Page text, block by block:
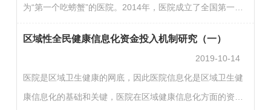
77.3%(61.3%+16%)，二级医院为41.1%(37.5%+3.6%)。外
省医院的个人医疗健康信息查询功能实现率要比北京地区医
为“第一个吃螃蟹”的医院。2014年，医院成立了全国第一家
一。医院开设互联网医院的目标是通过互联网工具，为健康
需求者提供线上与线下便捷全程健康、医疗服务，把实体医
院可及的大健康服务延伸到千家万户。对于广东省第二人民
医院在“互联网+医疗健康”方面的实践，医院信息科主任连万
区域性全民健康信息化资金投入机制研究（一）
2019-10-14
医院是区域卫生健康的网底，因此医院信息化是区域卫生健
康信息化的基础和关键，医院在区域健康信息化方面的资金